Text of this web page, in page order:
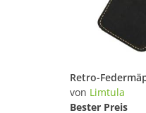
von Limtula
Bester Preis